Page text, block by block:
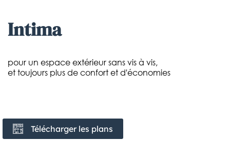
intima
pour un espace extérieur sans vis à vis,
et toujours plus de confort et d'économies
Télécharger les plans